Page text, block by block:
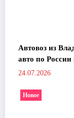
Автовоз из
авто по России
24.07.2026
Новое